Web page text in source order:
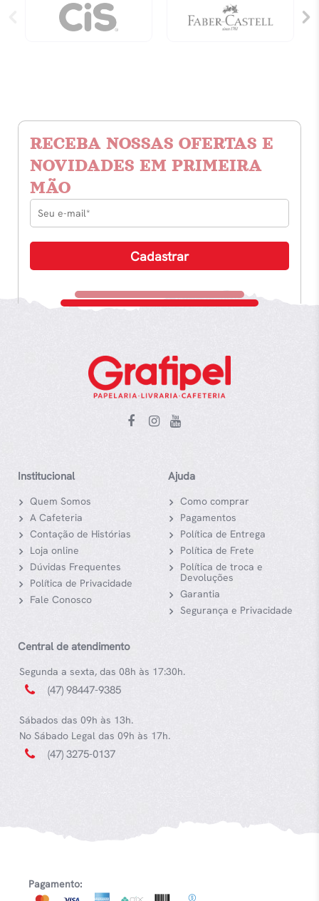
RECEBA NOSSAS OFERTAS E
NOVIDADES EM PRIMEIRA
MÃO
Institucional
Quem Somos
A Cafeteria
Contação de Histórias
Loja online
Dúvidas Frequentes
Política de Privacidade
Fale Conosco
Ajuda
Como comprar
Pagamentos
Política de Entrega
Política de Frete
Política de troca e
Devoluções
Garantia
Segurança e Privacidade
Central de atendimento
Segunda a sexta, das 08h às 17:30h.
(47) 98447-9385
Sábados das 09h às 13h.
No Sábado Legal das 09h às 17h.
(47) 3275-0137
Pagamento: